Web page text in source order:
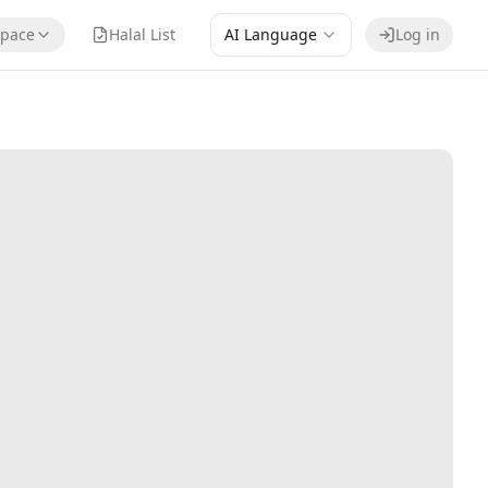
Halal List AI Language Log in